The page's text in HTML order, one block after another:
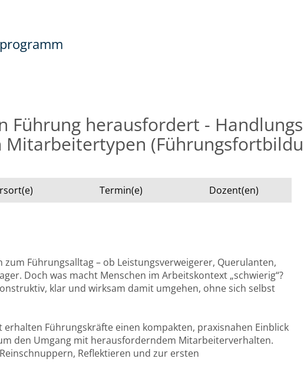
Führung herausfordert -
Mitarbeitertypen
Termin(e) Dozent(en)
Führungsalltag – ob Leistungsverweigerer, Querulanten,
Doch was macht Menschen im Arbeitskontext „schwierig“?
klar und wirksam damit umgehen, ohne sich selbst
Führungskräfte einen kompakten, praxisnahen Einblick
den Umgang mit herausforderndem Mitarbeiterverhalten.
Reflektieren und zur ersten